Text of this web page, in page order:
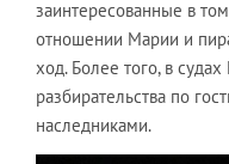
заинтересованные в
отношении Марии и
ход. Более того, в
разбирательства по
наследниками.